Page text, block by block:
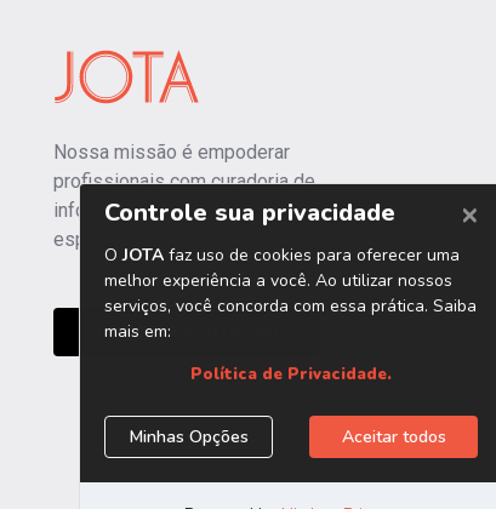
Nossa missão é empoderar
profissionais com curadoria de
informações independentes e
especializadas.
CONHEÇA O JOTA PRO